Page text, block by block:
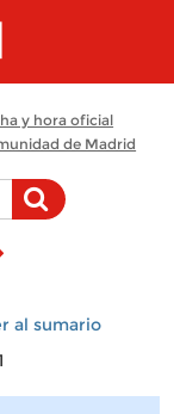
y hora oficial
de Madrid
al sumario